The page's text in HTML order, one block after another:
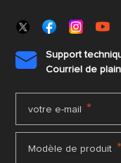

Support
Courriel de
votre e-mail *
Modèle de produit *